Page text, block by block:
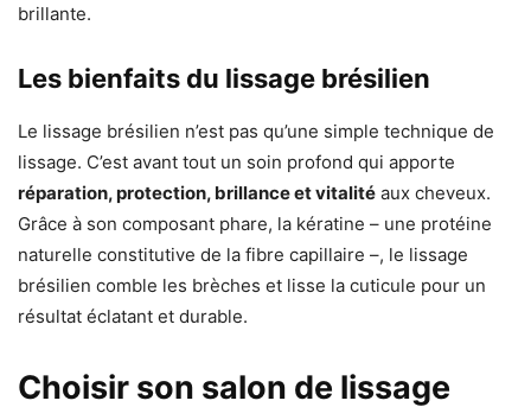
brillante.
Les bienfaits du lissage brésilien
Le lissage brésilien n’est pas qu’une simple technique de
lissage. C’est avant tout un soin profond qui apporte
réparation, protection, brillance et vitalité aux cheveux.
Grâce à son composant phare, la kératine – une protéine
naturelle constitutive de la fibre capillaire –, le lissage
brésilien comble les brèches et lisse la cuticule pour un
résultat éclatant et durable.
Choisir son salon de lissage